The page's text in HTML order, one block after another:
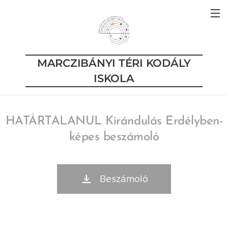
MARCZIBÁNYI TÉRI KODÁLY
ISKOLA
HATÁRTALANUL Kirándulás Erdélyben-
képes beszámoló
Beszámoló